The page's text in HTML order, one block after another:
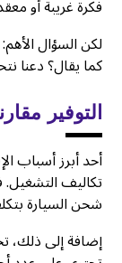
فكرة غريبة أو
لكن السؤال
كما يقال؟ دعنا
التوفير
أحد أبرز أسباب
تكاليف التشغيل.
شحن السيارة
إضافة إلى ذلك،